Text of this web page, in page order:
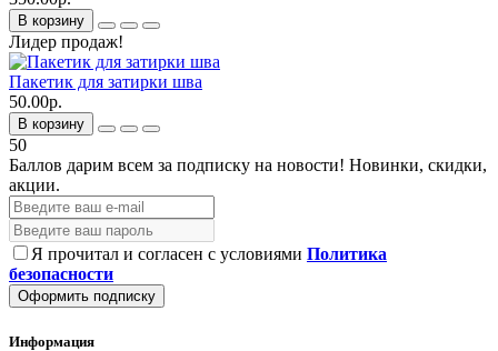
В корзину
Лидер продаж!
Пакетик для затирки шва
50.00р.
В корзину
50
Баллов дарим всем за подписку на новости! Новинки, скидки,
акции.
Я прочитал и согласен с условиями Политика
безопасности
Оформить подписку
Информация